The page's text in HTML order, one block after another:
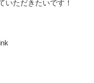
いただきたいです！